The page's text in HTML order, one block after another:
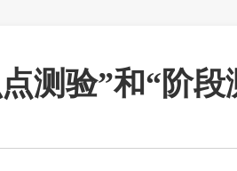
测验”和“阶